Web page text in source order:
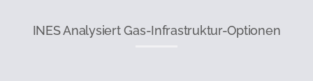
INES Analysiert Gas-Infrastruktur-Optionen